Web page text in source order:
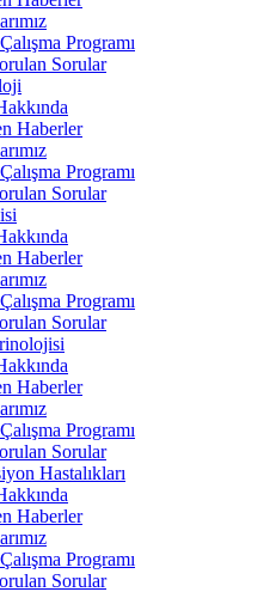
Programı
Sorular
Haberler
Programı
Sorular
Haberler
Programı
Sorular
Haberler
Programı
Sorular
Hastalıkları
Haberler
Programı
Sorular